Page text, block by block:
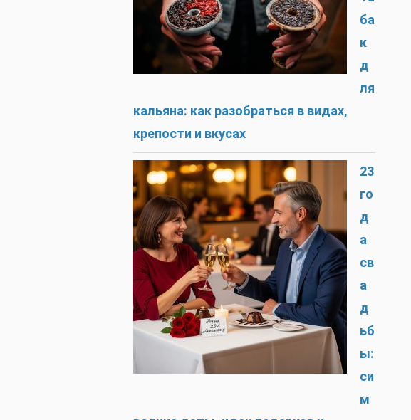
ба
к
д
ля
кальяна: как разобраться в видах,
крепости и вкусах
23
го
д
а
св
а
д
ьб
ы:
си
м